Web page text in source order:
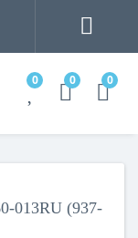
0 0 0
013RU (937-